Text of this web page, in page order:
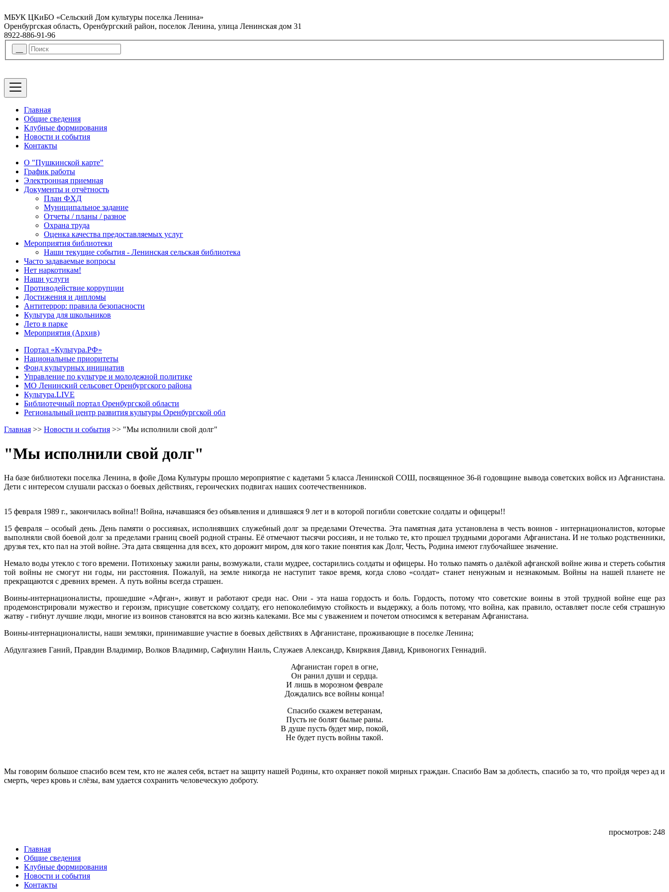
МБУК ЦКиБО «Сельский Дом культуры поселка Ленина»
Оренбургская область, Оренбургский район, поселок Ленина, улица Ленинская дом 31
8922-886-91-96
Главная
Общие сведения
Клубные формирования
Новости и события
Контакты
О "Пушкинской карте"
График работы
Электронная приемная
Документы и отчётность
План ФХД
Муниципальное задание
Отчеты / планы / разное
Охрана труда
Оценка качества предоставляемых услуг
Мероприятия библиотеки
Наши текущие события - Ленинская сельская библиотека
Часто задаваемые вопросы
Нет наркотикам!
Наши услуги
Противодействие коррупции
Достижения и дипломы
Антитеррор: правила безопасности
Культура для школьников
Лето в парке
Мероприятия (Архив)
Портал «Культура.РФ»
Национальные приоритеты
Фонд культурных инициатив
Управление по культуре и молодежной политике
МО Ленинский сельсовет Оренбургского района
Культура.LIVE
Библиотечный портал Оренбургской области
Региональный центр развития культуры Оренбургской обл
Главная >> Новости и события >> "Мы исполнили свой долг"
"Мы исполнили свой долг"
На базе библиотеки поселка Ленина, в фойе Дома Культуры прошло мероприятие с кадетами 5 класса Ленинской СОШ, посвященное 36-й годовщине вывода советских войск из Афганистана.
Дети с интересом слушали рассказ о боевых действиях, героических подвигах наших соотечественников.
15 февраля 1989 г., закончилась война!! Война, начавшаяся без объявления и длившаяся 9 лет и в которой погибли советские солдаты и офицеры!!
15 февраля – особый день. День памяти о россиянах, исполнявших служебный долг за пределами Отечества. Эта памятная дата установлена в честь воинов - интернационалистов, которые
выполняли свой боевой долг за пределами границ своей родной страны. Её отмечают тысячи россиян, и не только те, кто прошел трудными дорогами Афганистана. И не только родственники,
друзья тех, кто пал на этой войне. Эта дата священна для всех, кто дорожит миром, для кого такие понятия как Долг, Честь, Родина имеют глубочайшее значение.
Немало воды утекло с того времени. Потихоньку зажили раны, возмужали, стали мудрее, состарились солдаты и офицеры. Но только память о далёкой афганской войне жива и стереть события
той войны не смогут ни годы, ни расстояния. Пожалуй, на земле никогда не наступит такое время, когда слово «солдат» станет ненужным и незнакомым. Войны на нашей планете не
прекращаются с древних времен. А путь войны всегда страшен.
Воины-интернационалисты, прошедшие «Афган», живут и работают среди нас. Они - эта наша гордость и боль. Гордость, потому что советские воины в этой трудной войне еще раз
продемонстрировали мужество и героизм, присущие советскому солдату, его непоколебимую стойкость и выдержку, а боль потому, что война, как правило, оставляет после себя страшную
жатву - гибнут лучшие люди, многие из воинов становятся на всю жизнь калеками. Все мы с уважением и почетом относимся к ветеранам Афганистана.
Воины-интернационалисты, наши земляки, принимавшие участие в боевых действиях в Афганистане, проживающие в поселке Ленина;
Абдулгазиев Ганий, Правдин Владимир, Волков Владимир, Сафиулин Наиль, Служаев Александр, Квирквия Давид, Кривоногих Геннадий.
Афганистан горел в огне,
Он ранил души и сердца.
И лишь в морозном феврале
Дождались все войны конца!
Спасибо скажем ветеранам,
Пусть не болят былые раны.
В душе пусть будет мир, покой,
Не будет пусть войны такой.
Мы говорим большое спасибо всем тем, кто не жалея себя, встает на защиту нашей Родины, кто охраняет покой мирных граждан. Спасибо Вам за доблесть, спасибо за то, что пройдя через ад и
смерть, через кровь и слёзы, вам удается сохранить человеческую доброту.
просмотров: 248
Главная
Общие сведения
Клубные формирования
Новости и события
Контакты